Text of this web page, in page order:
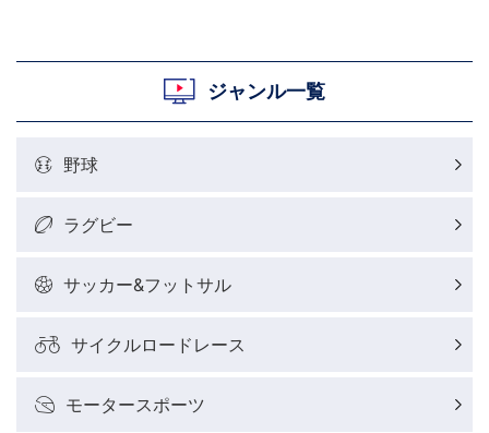
村上晃一ラグビーコラム
ラグビーレポート
野球好きコラム
サイクルロードレースレポート
フィギュアスケートレポート
ジャンル一覧
野球
ラグビー
サッカー&フットサル
サイクルロードレース
モータースポーツ